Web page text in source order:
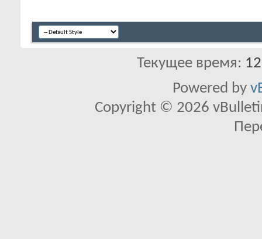
Текущее время:
Powered by
Copyright © 2026